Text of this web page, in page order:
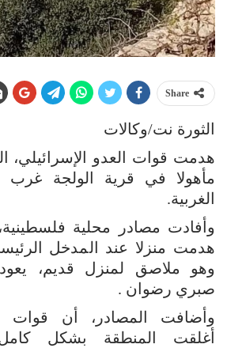
Share
الثورة نت/وكالات
هدمت قوات العدو الإسرائيلي،
مأهولا في قرية الولجة غرب
الغربية.
وأفادت مصادر محلية
هدمت منزلا عند المدخل
وهو ملاصق لمنزل قديم،
صبري رضوان .
وأضافت المصادر، أن قوات
أغلقت المنطقة بشكل